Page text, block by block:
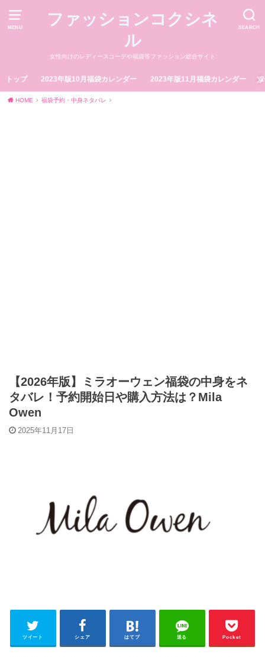
MENU SEARCH
ファッションコクシネ
ル
女性向けのレディースコーデや福袋等ファッション総合サイト
トップ 2023年版10月福袋カレンダー 2023年版11月福袋カレンダー
HOME 福袋予約・中身ネタバレ
【2026年版】ミラオーウェン福袋の中身をネ
タバレ！予約開始日や購入方法は？Mila
Owen
2025年11月17日
ツイート シェア はてブ 送る Pocket